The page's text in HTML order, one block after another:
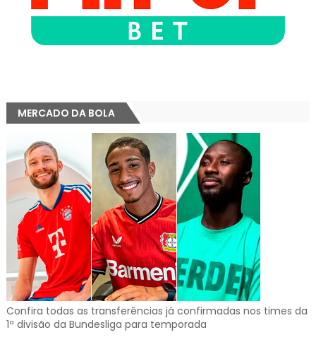
MERCADO DA BOLA
Confira todas as transferências já confirmadas nos times da
1ª divisão da Bundesliga para temporada